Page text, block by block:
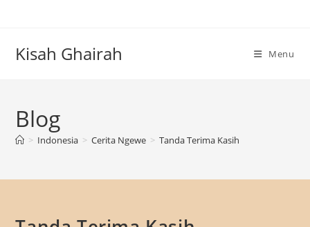
Kisah Ghairah Menu
Blog
> Indonesia > Cerita Ngewe > Tanda Terima Kasih